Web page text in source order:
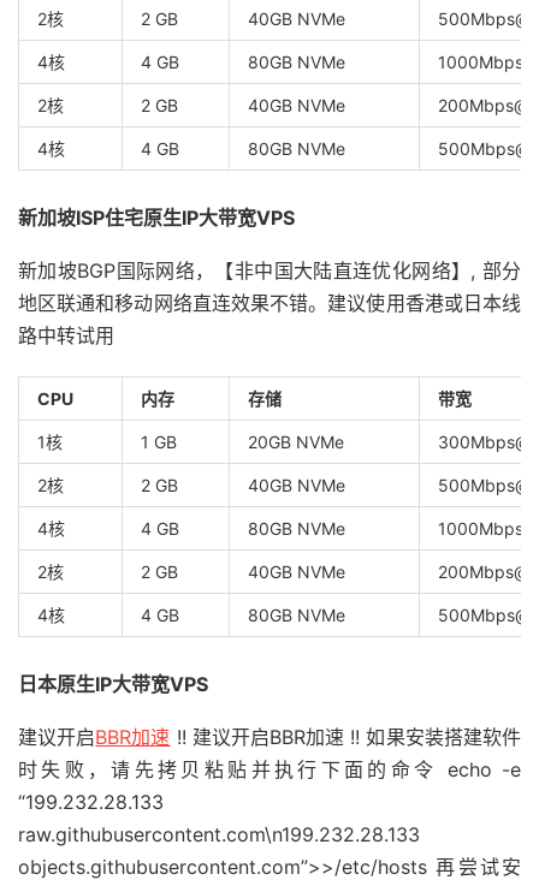
2核 2 GB 40GB NVMe
4核 4 GB 80GB NVMe
2核 2 GB 40GB NVMe 200Mbps@
4核 4 GB 80GB NVMe 500Mbps@
新加坡ISP住宅原生IP大带宽VPS
新加坡BGP国际网络，【非中国大陆直连优化网络】, 部分
地区联通和移动网络直连效果不错。建议使用香港或日本线
路中转试用
CPU 内存 存储 带宽
1核 1 GB 20GB NVMe
2核 2 GB 40GB NVMe
4核 4 GB 80GB NVMe
2核 2 GB 40GB NVMe 200Mbps@
4核 4 GB 80GB NVMe 500Mbps@
日本原生IP大带宽VPS
建议开启BBR加速 !! 建议开启BBR加速 !! 如果安装搭建软件
时失败，请先拷贝粘贴并执行下面的命令 echo -e
“199.232.28.133
raw.githubusercontent.com\n199.232.28.133
objects.githubusercontent.com”>>/etc/hosts 再尝试安